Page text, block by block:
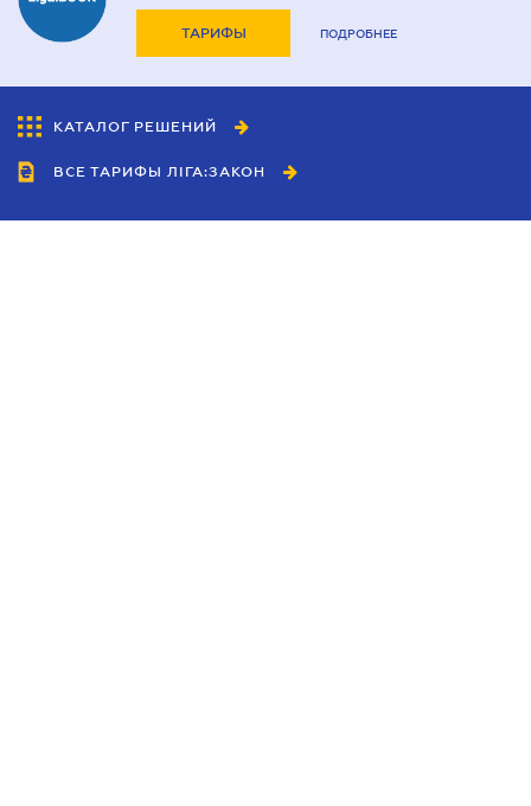
ТАРИФЫ ПОДРОБНЕЕ
КАТАЛОГ РЕШЕНИЙ
ВСЕ ТАРИФЫ ЛІГА:ЗАКОН